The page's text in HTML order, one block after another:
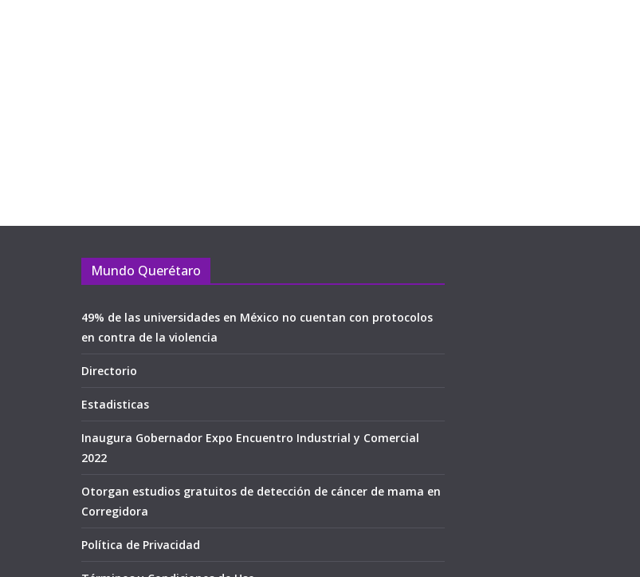
Mundo Querétaro
49% de las universidades en México no cuentan con protocolos
en contra de la violencia
Directorio
Estadisticas
Inaugura Gobernador Expo Encuentro Industrial y Comercial
2022
Otorgan estudios gratuitos de detección de cáncer de mama en
Corregidora
Política de Privacidad